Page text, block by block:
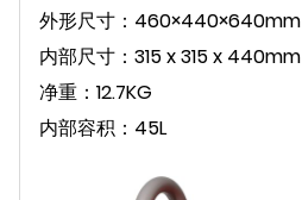
外形尺寸：460×440×640mm
内部尺寸：315 x 315 x 440mm
净重：12.7KG
内部容积：45L